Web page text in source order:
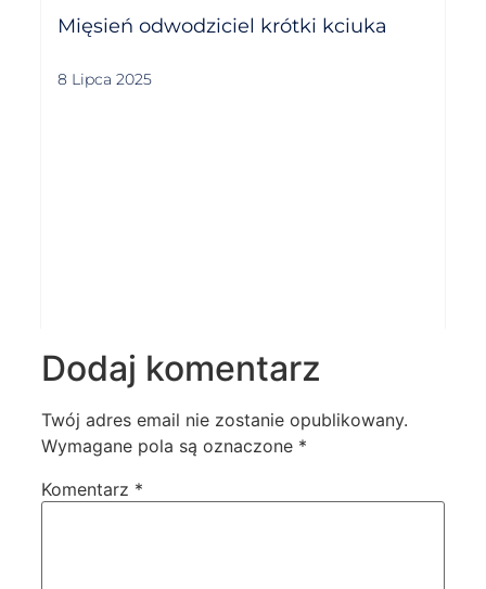
Mięsień odwodziciel krótki kciuka
8 Lipca 2025
Dodaj komentarz
Twój adres email nie zostanie opublikowany.
Wymagane pola są oznaczone *
Komentarz *